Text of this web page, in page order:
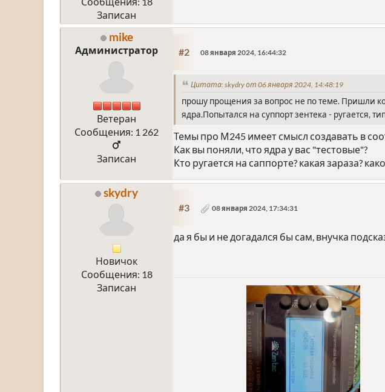
Записан
mike
Администратор
Ветеран
Сообщения: 1 262
Записан
#2 08 января 2024, 16:44:32
Цитата: skydry от 06 января 2024, 14:48:19
прошу прощения за вопрос не по теме. Пришли
ядра.Попытался на суппорт зентека - ругается,
Темы про М245 имеет смысл создавать в
Как вы поняли, что ядра у вас "тестовые"?
Кто ругается на саппорте? какая зараза?
skydry
Новичок
Сообщения: 18
Записан
#3 08 января 2024, 17:34:31
да я бы и не догадался бы сам, внучка